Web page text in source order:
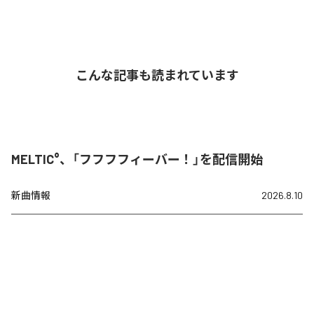
こんな記事も読まれています
MELTIC°、「フフフフィーバー！」を配信開始
新曲情報 2026.8.10